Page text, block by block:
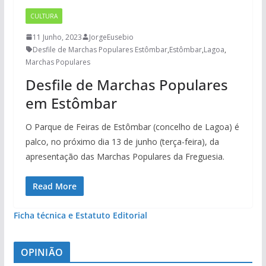
CULTURA
11 Junho, 2023
JorgeEusebio
Desfile de Marchas Populares Estômbar,Estômbar,Lagoa,
Marchas Populares
Desfile de Marchas Populares
em Estômbar
O Parque de Feiras de Estômbar (concelho de Lagoa) é
palco, no próximo dia 13 de junho (terça-feira), da
apresentação das Marchas Populares da Freguesia.
Read More
Ficha técnica e Estatuto Editorial
OPINIÃO